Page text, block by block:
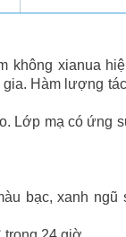
không xianua
Hàm lượng
Lớp mạ có ứng
bạc, xanh